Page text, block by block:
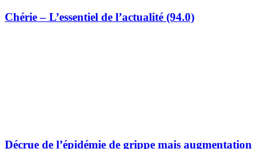
Chérie – L’essentiel de l’actualité (94.0)
Décrue de l’épidémie de grippe mais augmentation